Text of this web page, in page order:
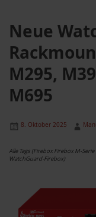
Neue
M295,
M695
8. Oktober 2025
Alle Tags (Firebox Firebox M-
WatchGuard-Firebox)